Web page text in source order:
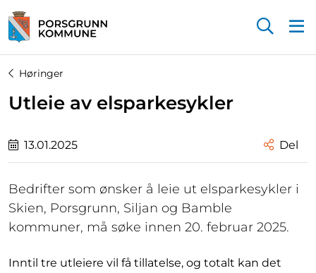
Høringer
Utleie av elsparkesykler
13.01.2025 Del
Bedrifter som ønsker å leie ut elsparkesykler i
Skien, Porsgrunn, Siljan og Bamble
kommuner, må søke innen 20. februar 2025.
Inntil tre utleiere vil få tillatelse, og totalt kan det